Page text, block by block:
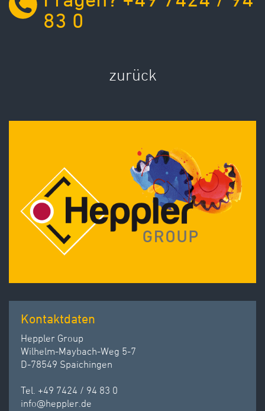
83 0
zurück
Kontaktdaten
Heppler Group
Wilhelm-Maybach-Weg 5-7
D-78549 Spaichingen
Tel. +49 7424 / 94 83 0
info@heppler.de